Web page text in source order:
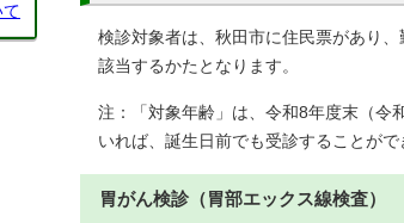
検診対象者は、秋田市に住民票があり
該当するかたとなります。
注：「対象年齢」は、令和8年度末（令
いれば、誕生日前でも受診することがで
胃がん検診（胃部エックス線検査）